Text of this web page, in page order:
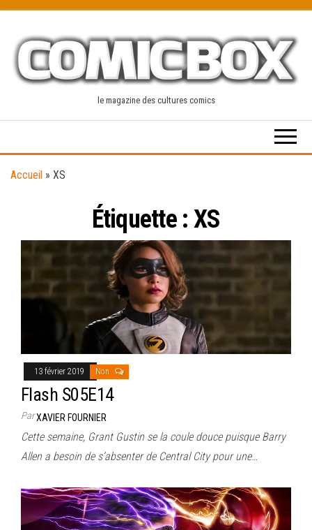
content
le magazine des cultures comics
Accueil » XS
Étiquette : XS
13 février 2019 Non
Flash S05E14
ParXAVIER FOURNIER
Cette semaine, Grant Gustin se la coule douce puisque Barry
Allen a besoin de s’absenter de Central City pour une…